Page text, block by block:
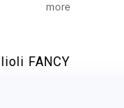
more
FANCY